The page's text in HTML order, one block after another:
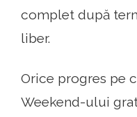
complet după
liber.
Orice progres pe
Weekend-ului